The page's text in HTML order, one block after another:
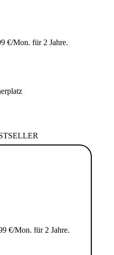
€/Mon. für 2 Jahre.
€/Mon. für 2 Jahre.